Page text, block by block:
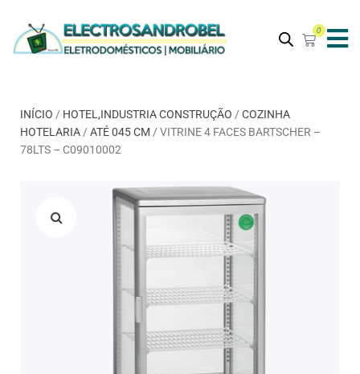
0
INÍCIO / HOTEL,INDUSTRIA CONSTRUÇÃO / COZINHA
HOTELARIA / ATÉ 045 CM / VITRINE 4 FACES BARTSCHER –
78LTS – C09010002